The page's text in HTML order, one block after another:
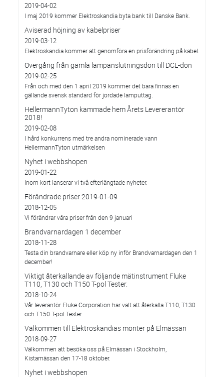
2019-04-02
I maj 2019 kommer Elektroskandia byta bank till Danske Bank.
Aviserad höjning av kabelpriser
2019-03-12
Elektroskandia kommer att genomföra en prisförändring på kabel.
Övergång från gamla lampanslutningsdon till DCL-don
2019-02-25
Från och med den 1 april 2019 kommer det bara finnas en
gällande svensk standard för jordade lamputtag.
HellermannTyton kammade hem Årets Levererantör
2018!
2019-02-08
I hård konkurrens med tre andra nominerade vann
HellermannTyton utmärkelsen
Nyhet i webbshopen
2019-01-22
Inom kort lanserar vi två efterlängtade nyheter.
Förändrade priser 2019-01-09
2018-12-05
Vi förändrar våra priser från den 9 januari
Brandvarnardagen 1 december
2018-11-28
Testa din brandvarnare eller köp ny inför Brandvarnardagen den 1
december!
Viktigt återkallande av följande mätinstrument Fluke
T110, T130 och T150 T-pol Tester.
2018-10-24
Vår leverantör Fluke Corporation har valt att återkalla T110, T130
och T150 T-pol Tester.
Välkommen till Elektroskandias monter på Elmässan
2018-09-27
Välkommen att besöka oss på Elmässan i Stockholm,
Kistamässan den 17-18 oktober.
Nyhet i webbshopen